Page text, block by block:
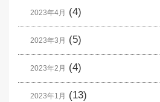
2023年4月 (4)
2023年3月 (5)
2023年2月 (4)
2023年1月 (13)